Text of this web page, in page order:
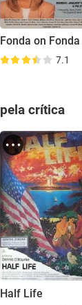
Fonda on Fonda
7.1
crítica
Half Life